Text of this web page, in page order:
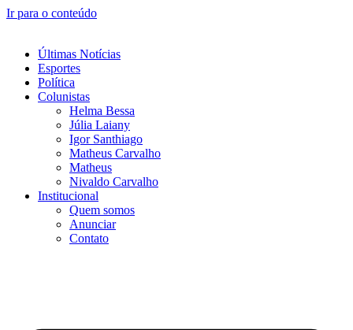
Ir para o conteúdo
Últimas Notícias
Esportes
Política
Colunistas
Helma Bessa
Júlia Laiany
Igor Santhiago
Matheus Carvalho
Matheus
Nivaldo Carvalho
Institucional
Quem somos
Anunciar
Contato